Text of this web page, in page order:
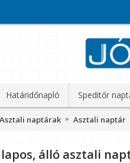
Határidőnapló Speditőr
Asztali naptárak Asztali naptár
álló asztali